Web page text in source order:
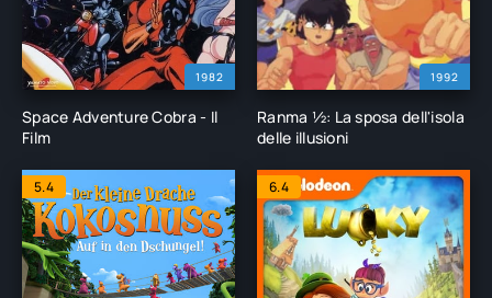
1982
Space Adventure Cobra - Il
Film
1992
Ranma ½: La sposa dell'isola
delle illusioni
5.4 6.4